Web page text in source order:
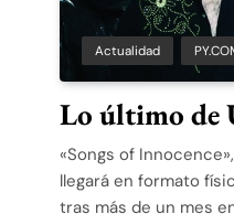
Actualidad
Lo último de
«Songs of
llegará en formato
tras más de un mes